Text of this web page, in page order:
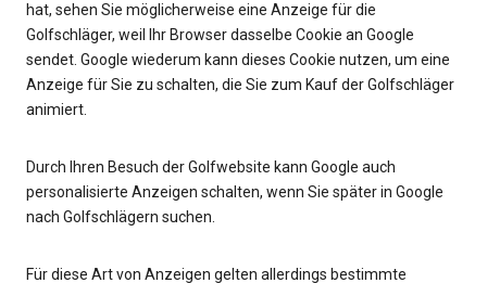
hat, sehen Sie möglicherweise eine Anzeige für die
Golfschläger, weil Ihr Browser dasselbe Cookie an Google
sendet. Google wiederum kann dieses Cookie nutzen, um eine
Anzeige für Sie zu schalten, die Sie zum Kauf der Golfschläger
animiert.
Durch Ihren Besuch der Golfwebsite kann Google auch
personalisierte Anzeigen schalten, wenn Sie später in Google
nach Golfschlägern suchen.
Für diese Art von Anzeigen gelten allerdings bestimmte